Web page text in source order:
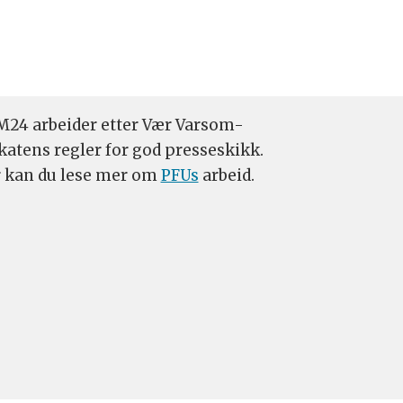
arbeider etter Vær Varsom-
regler for god presseskikk.
kan du lese mer omPFUs arbeid.